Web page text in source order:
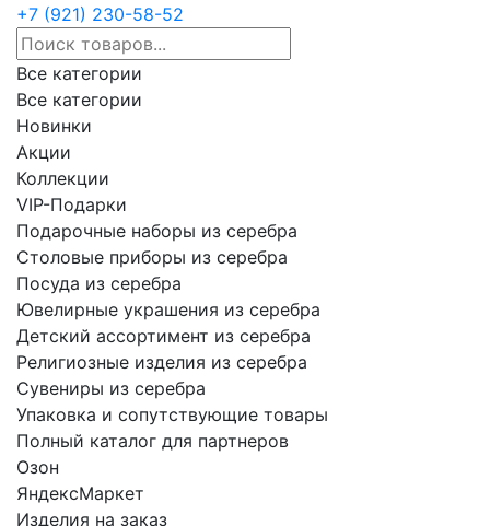
+7 (921) 230-58-52
Все категории
Все категории
Новинки
Акции
Коллекции
VIP-Подарки
Подарочные наборы из серебра
Столовые приборы из серебра
Посуда из серебра
Ювелирные украшения из серебра
Детский ассортимент из серебра
Религиозные изделия из серебра
Сувениры из серебра
Упаковка и сопутствующие товары
Полный каталог для партнеров
Озон
ЯндексМаркет
Изделия на заказ